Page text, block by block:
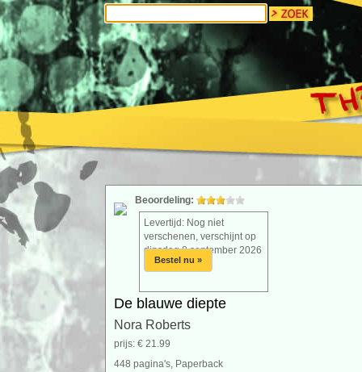
Beoordeling:
Levertijd: Nog niet
verschenen, verschijnt op
dinsdag 8 september 2026
Bestel nu »
De blauwe diepte
Nora Roberts
prijs: € 21.99
448 pagina's, Paperback